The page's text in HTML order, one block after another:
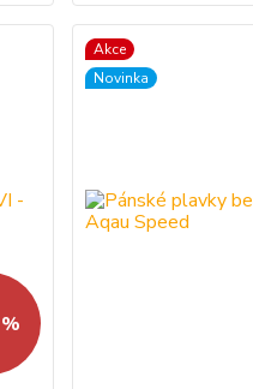
Akce
Novinka